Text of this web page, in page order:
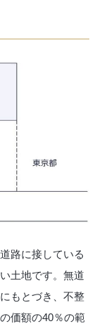
路に接している
土地です。無道
もとづき、不整
価額の40％の範